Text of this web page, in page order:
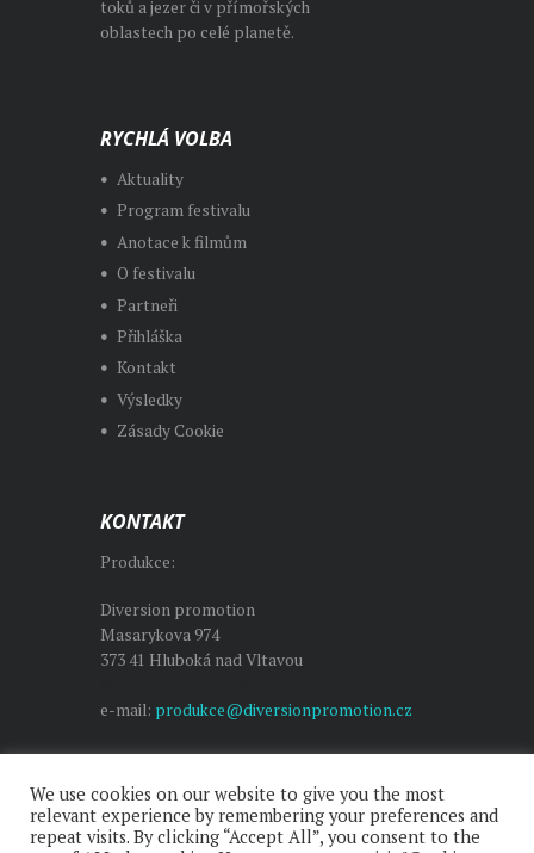
toků a jezer či v přímořských
oblastech po celé planetě.
RYCHLÁ VOLBA
Aktuality
Program festivalu
Anotace k filmům
O festivalu
Partneři
Přihláška
Kontakt
Výsledky
Zásady Cookie
KONTAKT
Produkce:
Diversion promotion
Masarykova 974
373 41 Hluboká nad Vltavou
e-mail: produkce@diversionpromotion.cz
We use cookies on our website to give you the most
relevant experience by remembering your preferences and
repeat visits. By clicking “Accept All”, you consent to the